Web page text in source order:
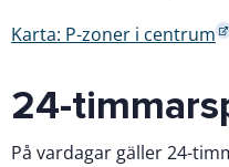
Karta: P-zoner i centrum
24-
På vardagar gäller 24-